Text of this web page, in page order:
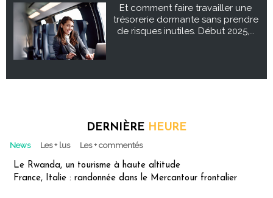
Et comment faire travailler une
trésorerie dormante sans prendre
de risques inutiles. Début 2025,...
DERNIÈRE HEURE
News Les + lus Les + commentés
Le Rwanda, un tourisme à haute altitude
France, Italie : randonnée dans le Mercantour frontalier